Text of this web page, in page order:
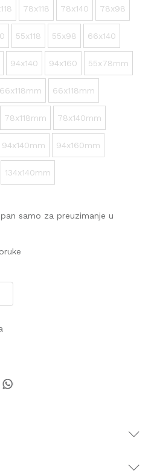
78x118 78x140 78x98
55x118 55x98 66x140
94x140 94x160 55x78mm
66x118mm 66x118mm
78x118mm 78x140mm
94x140mm 94x160mm
134x140mm
samo za preuzimanje u